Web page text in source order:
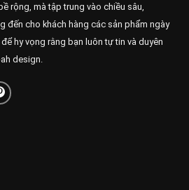
rộng, mà tập trung vào chiều sâu,
đến cho khách hàng các sản phẩm ngày
hy vọng rằng bạn luôn tự tin và duyên
design.